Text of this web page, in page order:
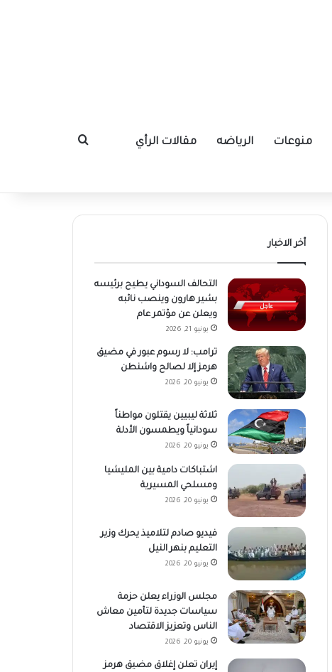
منوعات الرياضه مقالات الرأي بحث عن
أخر الاخبار
التحالف السوداني يطيح برئيسه
بشير هارون وينصب نائبه
ويعلن عن مؤتمر عام
يونيو 21, 2026
ترامب: لا رسوم عبور في مضيق
هرمز إلا لصالح واشنطن
يونيو 20, 2026
ثلاثة ليبيين يقتلون مواطناً
سودانياً ويطمسون الأدلة
يونيو 20, 2026
اشتباكات دامية بين المليشيا
ومسلحي المسيرية
يونيو 20, 2026
فيديو صادم لتلاميذ يحرك وزير
التعليم بنهر النيل
يونيو 20, 2026
مجلس الوزراء يعلن حزمة
سياسات جديدة لتأمين معاش
الناس وتعزيز الاقتصاد
يونيو 20, 2026
إيران تعلن إغلاق مضيق هرمز